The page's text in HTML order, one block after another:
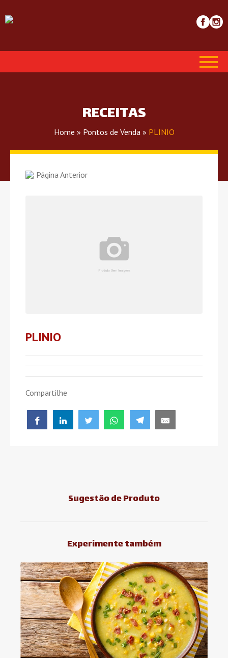
RECEITAS
Home » Pontos de Venda » PLINIO
Página Anterior
PLINIO
Compartilhe
Sugestão de Produto
Experimente também